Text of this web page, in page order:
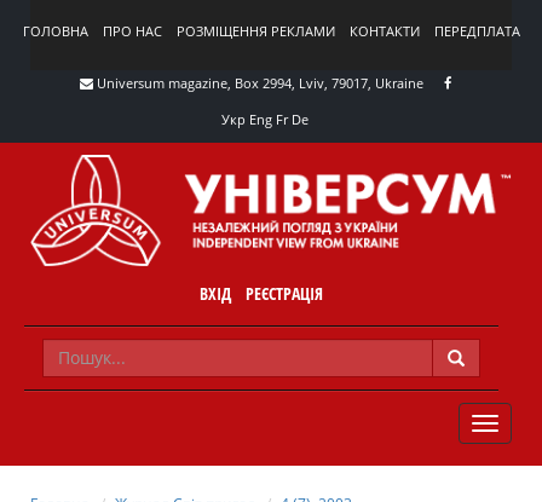
ГОЛОВНА ПРО НАС РОЗМІЩЕННЯ РЕКЛАМИ КОНТАКТИ ПЕРЕДПЛАТА
Universum magazine, Box 2994, Lviv, 79017, Ukraine
Укр Eng Fr De
ВХІД РЕЄСТРАЦІЯ
TOGGLE